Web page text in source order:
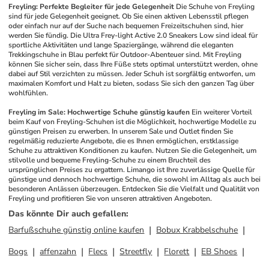
Freyling: Perfekte Begleiter für jede Gelegenheit Die Schuhe von Freyling
sind für jede Gelegenheit geeignet. Ob Sie einen aktiven Lebensstil pflegen
oder einfach nur auf der Suche nach bequemen Freizeitschuhen sind, hier
werden Sie fündig. Die Ultra Frey-light Active 2.0 Sneakers Low sind ideal für
sportliche Aktivitäten und lange Spaziergänge, während die eleganten
Trekkingschuhe in Blau perfekt für Outdoor-Abenteuer sind. Mit Freyling
können Sie sicher sein, dass Ihre Füße stets optimal unterstützt werden, ohne
dabei auf Stil verzichten zu müssen. Jeder Schuh ist sorgfältig entworfen, um
maximalen Komfort und Halt zu bieten, sodass Sie sich den ganzen Tag über
wohlfühlen.
Freyling im Sale: Hochwertige Schuhe günstig kaufen Ein weiterer Vorteil
beim Kauf von Freyling-Schuhen ist die Möglichkeit, hochwertige Modelle zu
günstigen Preisen zu erwerben. In unserem Sale und Outlet finden Sie
regelmäßig reduzierte Angebote, die es Ihnen ermöglichen, erstklassige
Schuhe zu attraktiven Konditionen zu kaufen. Nutzen Sie die Gelegenheit, um
stilvolle und bequeme Freyling-Schuhe zu einem Bruchteil des
ursprünglichen Preises zu ergattern. Limango ist Ihre zuverlässige Quelle für
günstige und dennoch hochwertige Schuhe, die sowohl im Alltag als auch bei
besonderen Anlässen überzeugen. Entdecken Sie die Vielfalt und Qualität von
Freyling und profitieren Sie von unseren attraktiven Angeboten.
Das könnte Dir auch gefallen:
Barfußschuhe günstig online kaufen
Bobux Krabbelschuhe
Bogs
affenzahn Flecs Streetfly Florett
EB Shoes